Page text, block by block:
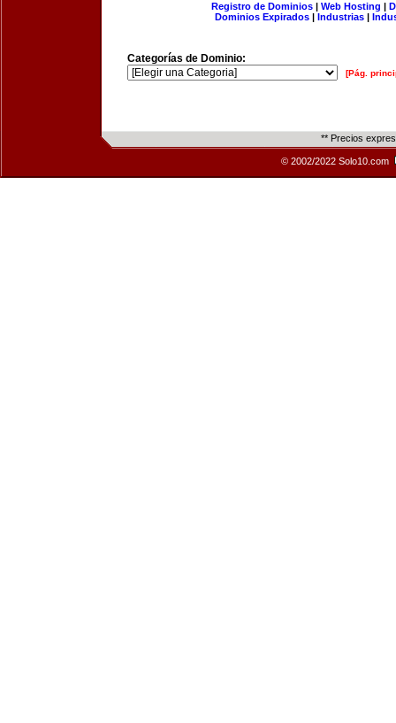
Registro de Dominios| Web Hosting |
Dominios Expirados | Industrias |
Categorías de Dominio:
[Pág.
** Precios
© 2002/2022 Solo10.com